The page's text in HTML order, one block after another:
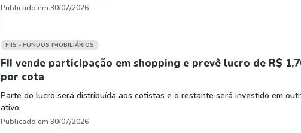
Publicado em 30/07/2026
FIIS - FUNDOS IMOBILIÁRIOS
FII vende participação em shopping e prevê lucro de R$
por cota
Parte do lucro será distribuída aos cotistas e o restante será investido em
ativo.
Publicado em 30/07/2026